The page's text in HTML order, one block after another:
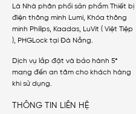
Là Nhà phân phối sản phẩm Thiết bị
điện thông minh Lumi, Khóa thông
minh Philips, Kaadas, LuVit ( Việt Tiệp
), PHGLock tại Đà Nẵng.
Dịch vụ lắp đặt và bảo hành 5*
mang đến an tâm cho khách hàng
khi sử dụng.
THÔNG TIN LIÊN HỆ